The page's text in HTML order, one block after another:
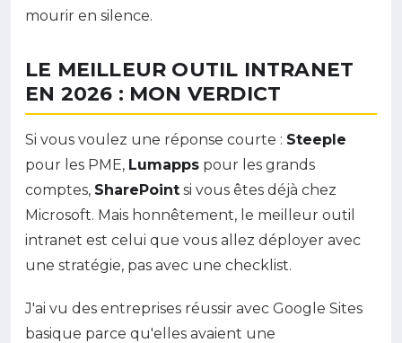
mourir en silence.
LE MEILLEUR OUTIL INTRANET
EN 2026 : MON VERDICT
Si vous voulez une réponse courte : Steeple
pour les PME, Lumapps pour les grands
comptes, SharePoint si vous êtes déjà chez
Microsoft. Mais honnêtement, le meilleur outil
intranet est celui que vous allez déployer avec
une stratégie, pas avec une checklist.
J'ai vu des entreprises réussir avec Google Sites
basique parce qu'elles avaient une